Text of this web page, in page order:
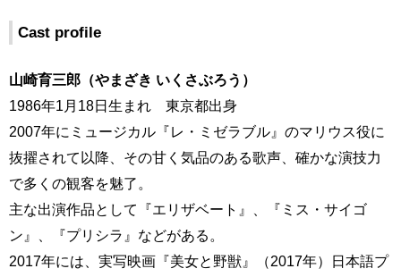
Cast profile
山崎育三郎（やまざき いくさぶろう）
1986年1月18日生まれ 東京都出身
2007年にミュージカル『レ・ミゼラブル』のマリウス役に
抜擢されて以降、その甘く気品のある歌声、確かな演技力
で多くの観客を魅了。
主な出演作品として『エリザベート』、『ミス・サイゴ
ン』、『プリシラ』などがある。
2017年には、実写映画『美女と野獣』（2017年）日本語プ